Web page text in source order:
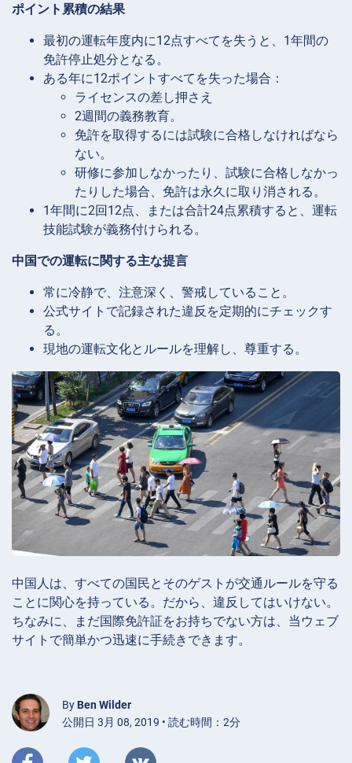
ポイント累積の結果
最初の運転年度内に12点すべてを失うと、1年間の
免許停止処分となる。
ある年に12ポイントすべてを失った場合：
ライセンスの差し押さえ
2週間の義務教育。
免許を取得するには試験に合格しなければなら
ない。
研修に参加しなかったり、試験に合格しなかっ
たりした場合、免許は永久に取り消される。
1年間に2回12点、または合計24点累積すると、運転
技能試験が義務付けられる。
中国での運転に関する主な提言
常に冷静で、注意深く、警戒していること。
公式サイトで記録された違反を定期的にチェックす
る。
現地の運転文化とルールを理解し、尊重する。
中国人は、すべての国民とそのゲストが交通ルールを守る
ことに関心を持っている。だから、違反してはいけない。
ちなみに、まだ国際免許証をお持ちでない方は、当ウェブ
サイトで簡単かつ迅速に手続きできます。
By Ben Wilder
公開日 3月 08, 2019 • 読む時間：2分